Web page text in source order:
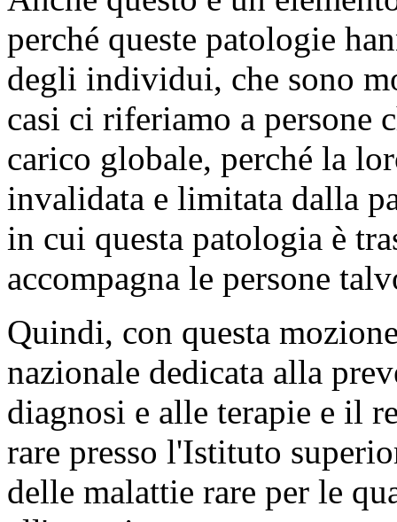
perché queste patologie
degli individui, che sono
casi ci riferiamo a persone
carico globale, perché la
invalidata e limitata dalla
in cui questa patologia è
accompagna le persone
Quindi, con questa
nazionale dedicata alla
diagnosi e alle terapie e il
rare presso l'Istituto
delle malattie rare per le